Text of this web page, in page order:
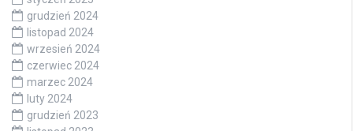
grudzień 2024
listopad 2024
wrzesień 2024
czerwiec 2024
marzec 2024
luty 2024
grudzień 2023